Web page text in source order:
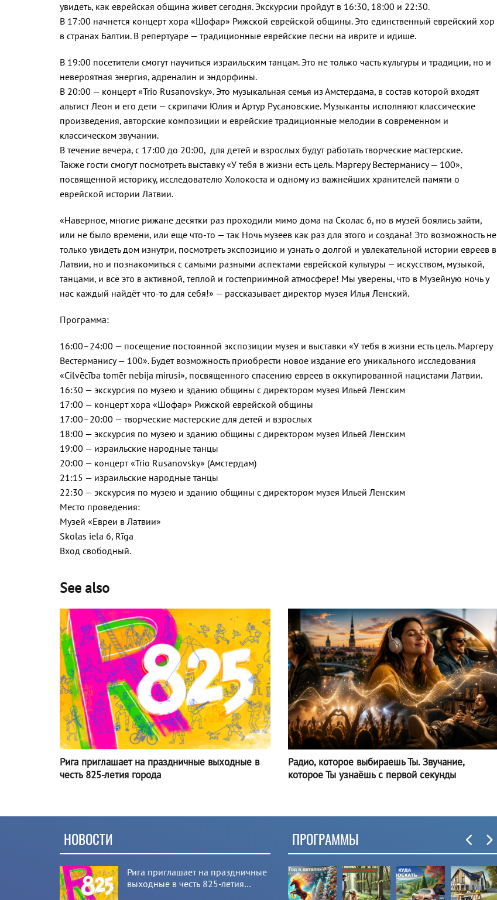
увидеть, как еврейская община живет сегодня. Экскурсии пройдут в 16:30, 18:00 и 22:30.
В 17:00 начнется концерт хора «Шофар» Рижской еврейской общины. Это единственный еврейский хор
в странах Балтии. В репертуаре — традиционные еврейские песни на иврите и идише.
В 19:00 посетители смогут научиться израильским танцам. Это не только часть культуры и традиции, но и
невероятная энергия, адреналин и эндорфины.
В 20:00 — концерт «Trio Rusanovsky». Это музыкальная семья из Амстердама, в состав которой входят
альтист Леон и его дети — скрипачи Юлия и Артур Русановские. Музыканты исполняют классические
произведения, авторские композиции и еврейские традиционные мелодии в современном и
классическом звучании.
В течение вечера, с 17:00 до 20:00, для детей и взрослых будут работать творческие мастерские.
Также гости смогут посмотреть выставку «У тебя в жизни есть цель. Маргеру Вестерманису — 100»,
посвященной историку, исследователю Холокоста и одному из важнейших хранителей памяти о
еврейской истории Латвии.
«Наверное, многие рижане десятки раз проходили мимо дома на Сколас 6, но в музей боялись зайти,
или не было времени, или еще что-то — так Ночь музеев как раз для этого и создана! Это возможность не
только увидеть дом изнутри, посмотреть экспозицию и узнать о долгой и увлекательной истории евреев в
Латвии, но и познакомиться с самыми разными аспектами еврейской культуры — искусством, музыкой,
танцами, и всё это в активной, теплой и гостеприимной атмосфере! Мы уверены, что в Музейную ночь у
нас каждый найдёт что-то для себя!» — рассказывает директор музея Илья Ленский.
Программа:
16:00–24:00 — посещение постоянной экспозиции музея и выставки «У тебя в жизни есть цель. Маргеру
Вестерманису — 100». Будет возможность приобрести новое издание его уникального исследования
«Cilvēcība tomēr nebija mirusi», посвященного спасению евреев в оккупированной нацистами Латвии.
16:30 — экскурсия по музею и зданию общины с директором музея Ильей Ленским
17:00 — концерт хора «Шофар» Рижской еврейской общины
17:00–20:00 — творческие мастерские для детей и взрослых
18:00 — экскурсия по музею и зданию общины с директором музея Ильей Ленским
19:00 — израильские народные танцы
20:00 — концерт «Trio Rusanovsky» (Амстердам)
21:15 — израильские народные танцы
22:30 — экскурсия по музею и зданию общины с директором музея Ильей Ленским
Место проведения:
Музей «Евреи в Латвии»
Skolas iela 6, Rīga
Вход свободный.
See also
Рига приглашает на праздничные выходные в
честь 825-летия города
Радио, которое выбираешь Ты. Звучание,
которое Ты узнаёшь с первой секунды
НОВОСТИ
Рига приглашает на праздничные
выходные в честь 825-летия
ПРОГРАММЫ